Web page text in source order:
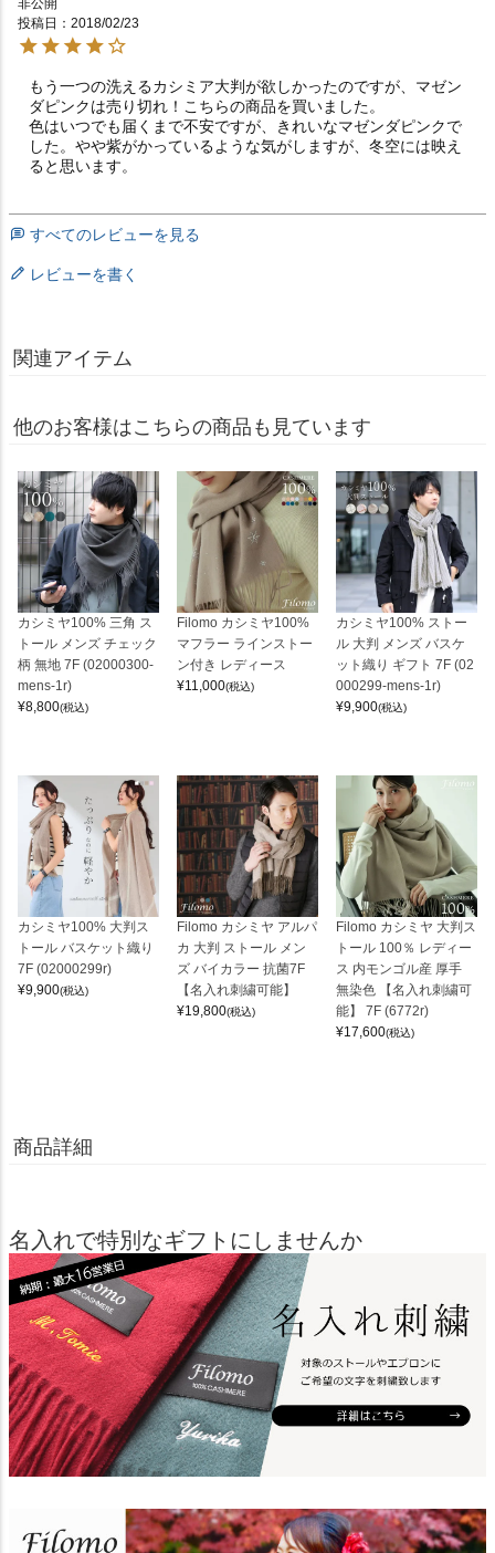
非公開
投稿日
2018/02/23
もう一つの洗えるカシミア大判が欲しかったのですが、マゼン
ダピンクは売り切れ！こちらの商品を買いました。
色はいつでも届くまで不安ですが、きれいなマゼンダピンクで
した。やや紫がかっているような気がしますが、冬空には映え
ると思います。
すべてのレビューを見る
レビューを書く
関連アイテム
他のお客様はこちらの商品も見ています
カシミヤ100% 三角 ス
トール メンズ チェック
柄 無地 7F (02000300-
mens-1r)
¥8,800(税込)
Filomo カシミヤ100%
マフラー ラインストー
ン付き レディース
¥11,000(税込)
カシミヤ100% ストー
ル 大判 メンズ バスケ
ット織り ギフト 7F (02
000299-mens-1r)
¥9,900(税込)
カシミヤ100% 大判ス
トール バスケット織り
7F (02000299r)
¥9,900(税込)
Filomo カシミヤ アルパ
カ 大判 ストール メン
ズ バイカラー 抗菌7F
【名入れ刺繍可能】
¥19,800(税込)
Filomo カシミヤ 大判ス
トール 100％ レディー
ス 内モンゴル産 厚手
無染色 【名入れ刺繍可
能】 7F (6772r)
¥17,600(税込)
商品詳細
名入れで特別なギフトにしませんか